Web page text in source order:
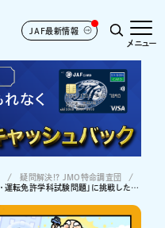
JAF最新情報
メニュー
疑問解決!? JMO特命調査団
昭和・平成のベテランドライバーが「令和の最新・運転免許学科試験問題」に挑戦したら…